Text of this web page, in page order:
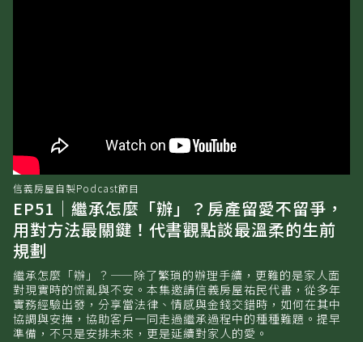
信義房屋自製Podcast節目
EP51｜繼承怎麼「辦」？房產留愛不留爭，
用對方法最關鍵！代書觀點談最溫柔的生前
規劃
繼承怎麼「辦」？——除了繁瑣的辦理手續，更難的是家人面
對現實時的慌亂與不安。本集邀請信義房屋祐民代書，從多年
實務經驗出發，分享當法律、情感與金錢交錯時，如何在其中
協調與安撫，協助客戶一同走過繼承過程中的種種難題。提早
準備，不只是安排未來，更是延續對家人的愛。